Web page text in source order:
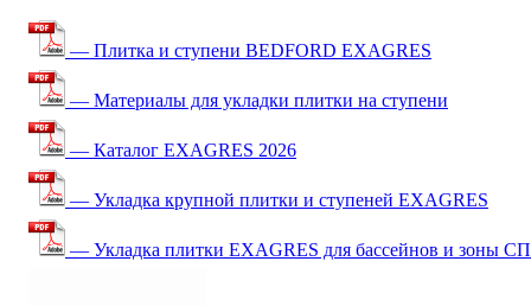
— Плитка и ступени BEDFORD EXAGRES
— Материалы для укладки плитки на ступени
— Каталог EXAGRES 2026
— Укладка крупной плитки и ступеней EXAGRES
— Укладка плитки EXAGRES для бассейнов и зоны